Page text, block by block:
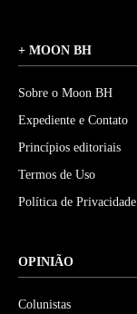
+ MOON BH
Sobre o Moon BH
Expediente e Contato
Princípios editoriais
Termos de Uso
Política de Privacidade
OPINIÃO
Colunistas